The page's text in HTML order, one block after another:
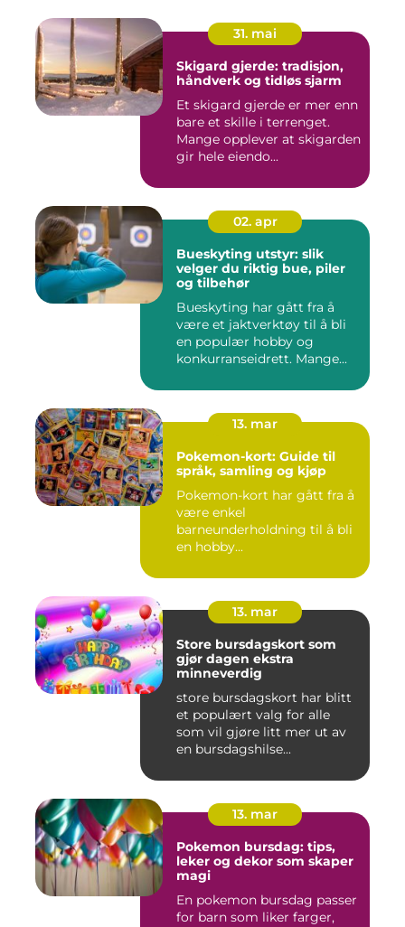
31. mai
Skigard gjerde: tradisjon,
håndverk og tidløs sjarm
Et skigard gjerde er mer enn
bare et skille i terrenget.
Mange opplever at skigarden
gir hele eiendo...
02. apr
Bueskyting utstyr: slik
velger du riktig bue, piler
og tilbehør
Bueskyting har gått fra å
være et jaktverktøy til å bli
en populær hobby og
konkurranseidrett. Mange...
13. mar
Pokemon-kort: Guide til
språk, samling og kjøp
Pokemon-kort har gått fra å
være enkel
barneunderholdning til å bli
en hobby...
13. mar
Store bursdagskort som
gjør dagen ekstra
minneverdig
store bursdagskort har blitt
et populært valg for alle
som vil gjøre litt mer ut av
en bursdagshilse...
13. mar
Pokemon bursdag: tips,
leker og dekor som skaper
magi
En pokemon bursdag passer
for barn som liker farger,